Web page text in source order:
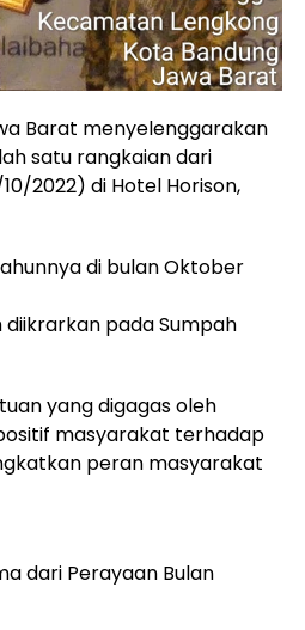
Barat menyelenggarakan
satu rangkaian dari
2022) di Hotel Horison,
di bulan Oktober
diikrarkan pada Sumpah
yang digagas oleh
masyarakat terhadap
peran masyarakat
dari Perayaan Bulan